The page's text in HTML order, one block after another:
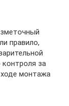
правило,
контроля за
монтажа